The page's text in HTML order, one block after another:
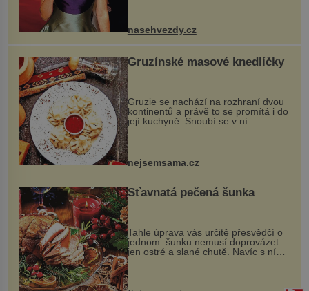
nasehvezdy.cz
Gruzínské masové knedlíčky
Gruzie se nachází na rozhraní dvou
kontinentů a právě to se promítá i do
její kuchyně. Snoubí se v ní
evropské a asijské chutě a díky tomu
pokrmy, které rozhodně st...
nejsemsama.cz
Šťavnatá pečená šunka
Tahle úprava vás určitě přesvědčí o
jednom: šunku nemusí doprovázet
jen ostré a slané chutě. Navíc s ní
nakrmíte poměrně hodně hladových
krků. Ingredience sádlo 3 kg šunky
vcelku 3 stroužky česneku hl...